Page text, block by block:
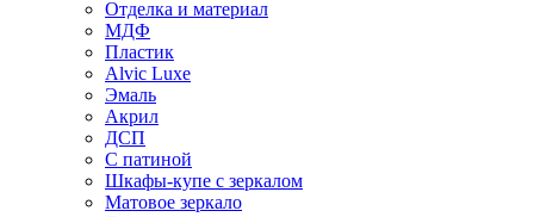
Отделка и материал
МДФ
Пластик
Alvic Luxe
Эмаль
Акрил
ДСП
С патиной
Шкафы-купе с зеркалом
Матовое зеркало